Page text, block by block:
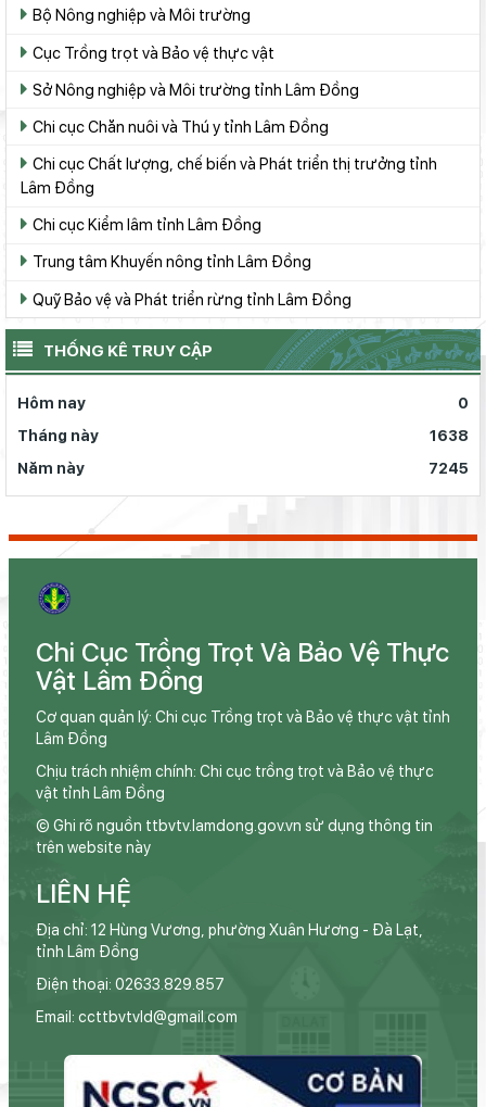
Bộ Nông nghiệp và Môi trường
Cục Trồng trọt và Bảo vệ thực vật
Sở Nông nghiệp và Môi trường tỉnh Lâm Đồng
Chi cục Chăn nuôi và Thú y tỉnh Lâm Đồng
Lâm Đồng
Chi cục Kiểm lâm tỉnh Lâm Đồng
Trung tâm Khuyến nông tỉnh Lâm Đồng
Quỹ Bảo vệ và Phát triển rừng tỉnh Lâm Đồng
THỐNG KÊ TRUY CẬP
Hôm nay
0
Tháng này
1638
Năm này
7245
Chi Cục Trồng Trọt Và Bảo Vệ Thực
Vật Lâm Đồng
Cơ quan quản lý: Chi cục Trồng trọt và Bảo vệ thực vật tỉnh
Lâm Đồng
Chịu trách nhiệm chính: Chi cục trồng trọt và Bảo vệ thực
vật tỉnh Lâm Đồng
© Ghi rõ nguồn ttbvtv.lamdong.gov.vn sử dụng thông tin
trên website này
LIÊN HỆ
Địa chỉ: 12 Hùng Vương, phường Xuân Hương - Đà Lạt,
tỉnh Lâm Đồng
Điện thoại: 02633.829.857
Email: ccttbvtvld@gmail.com